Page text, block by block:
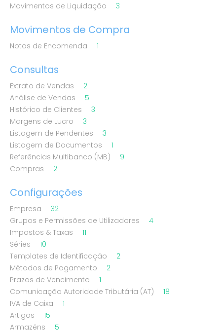
Movimentos de Liquidação 3
Movimentos de Compra
Notas de Encomenda 1
Consultas
Extrato de Vendas
2
Análise de Vendas
5
Histórico de Clientes
3
Margens de Lucro
3
Listagem de Pendentes
3
Listagem de Documentos
1
Referências Multibanco (MB)
9
Compras
2
Configurações
Empresa
32
Grupos e Permissões de Utilizadores
4
Impostos & Taxas
11
Séries
10
Templates de Identificação
2
Métodos de Pagamento
2
Prazos de Vencimento
1
Comunicação Autoridade Tributária (AT)
18
IVA de Caixa
1
Artigos
15
Armazéns
5